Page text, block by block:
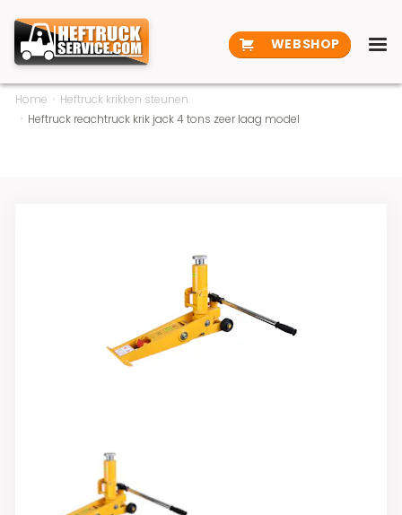
WEBSHOP
Home
Heftruck krikken steunen
Heftruck reachtruck krik jack 4 tons zeer laag model